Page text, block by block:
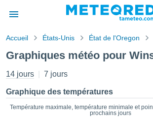
de
a
par
Accueil États-Unis État de l'Oregon
Graphiques météo pour
14 jours 7 jours
Graphique des températures
Température maximale, température minimale et
prochains jours